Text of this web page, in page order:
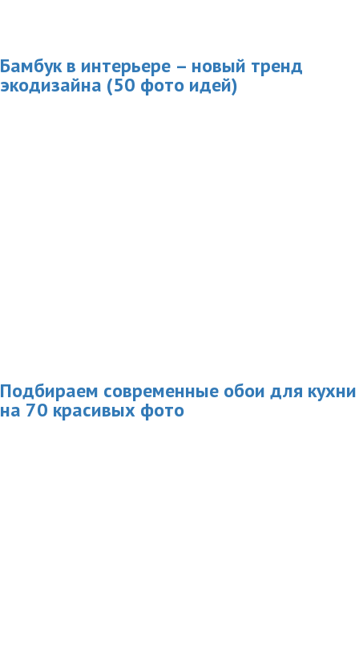
Бамбук в интерьере – новый тренд
экодизайна (50 фото идей)
Подбираем современные обои для кухни
на 70 красивых фото